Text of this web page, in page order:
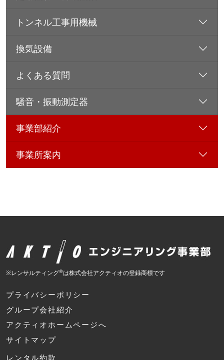
トンネル工事用機械
換気設備
よくある質問
騒音・振動測定器
事業部紹介
事業所案内
※レンサルティング®は株式会社アクティオの登録商標です
プライバシーポリシー
グループ会社紹介
アクティオホームページへ
サイトマップ
レンタル約款